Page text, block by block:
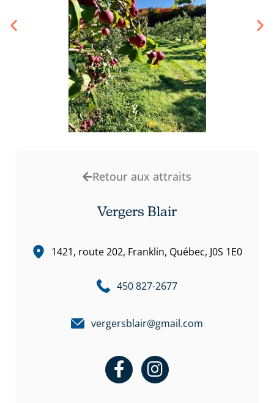
Retour aux attraits
Vergers Blair
1421, route 202, Franklin, Québec, J0S 1E0
450 827-2677
vergersblair@gmail.com
F
a
I
n